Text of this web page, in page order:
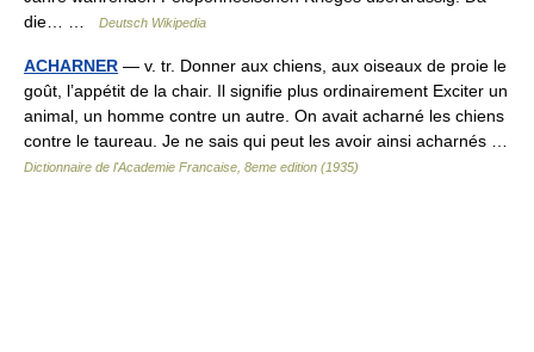
die… …
Deutsch Wikipedia
ACHARNER — v. tr. Donner aux chiens, aux oiseaux de proie le
goût, l’appétit de la chair. Il signifie plus ordinairement Exciter un
animal, un homme contre un autre. On avait acharné les chiens
contre le taureau. Je ne sais qui peut les avoir ainsi acharnés …
Dictionnaire de l'Academie Francaise, 8eme edition (1935)